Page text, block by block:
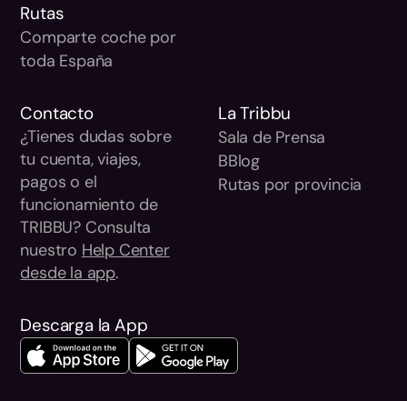
La Tribbu
Sala de Prensa
BBlog
Rutas por provincia
Descarga la App
Contacto
¿Tienes dudas sobre
tu cuenta, viajes,
pagos o el
funcionamiento de
TRIBBU? Consulta
nuestro Help Center
desde la app.
Rutas
Comparte coche por
toda España